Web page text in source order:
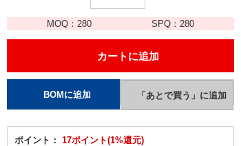
MOQ：280 SPQ： 280
ポイント： 17ポイント(1%還元)